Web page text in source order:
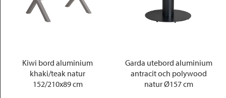
Kiwi bord aluminium
khaki/teak natur
152/210x89 cm
Garda utebord aluminium
antracit och polywood
natur Ø157 cm